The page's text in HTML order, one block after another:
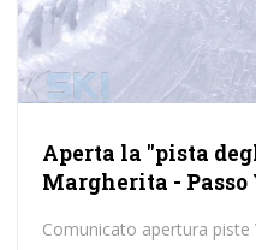
Aperta la "pista
Margherita - Passo
Comunicato apertura